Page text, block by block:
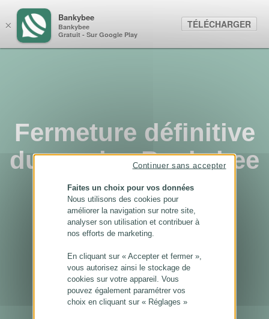
Fermeture définitive
du service Bankybee
...
×
Bankybee
Bankybee
Gratuit - Sur Google Play
TÉLÉCHARGER
Faites un choix pour vos données
Nous utilisons des cookies pour
améliorer la navigation sur notre site,
analyser son utilisation et contribuer à
nos efforts de marketing.
En cliquant sur « Accepter et fermer »,
vous autorisez ainsi le stockage de
cookies sur votre appareil. Vous
pouvez également paramétrer vos
choix en cliquant sur « Réglages »
Continuer sans accepter